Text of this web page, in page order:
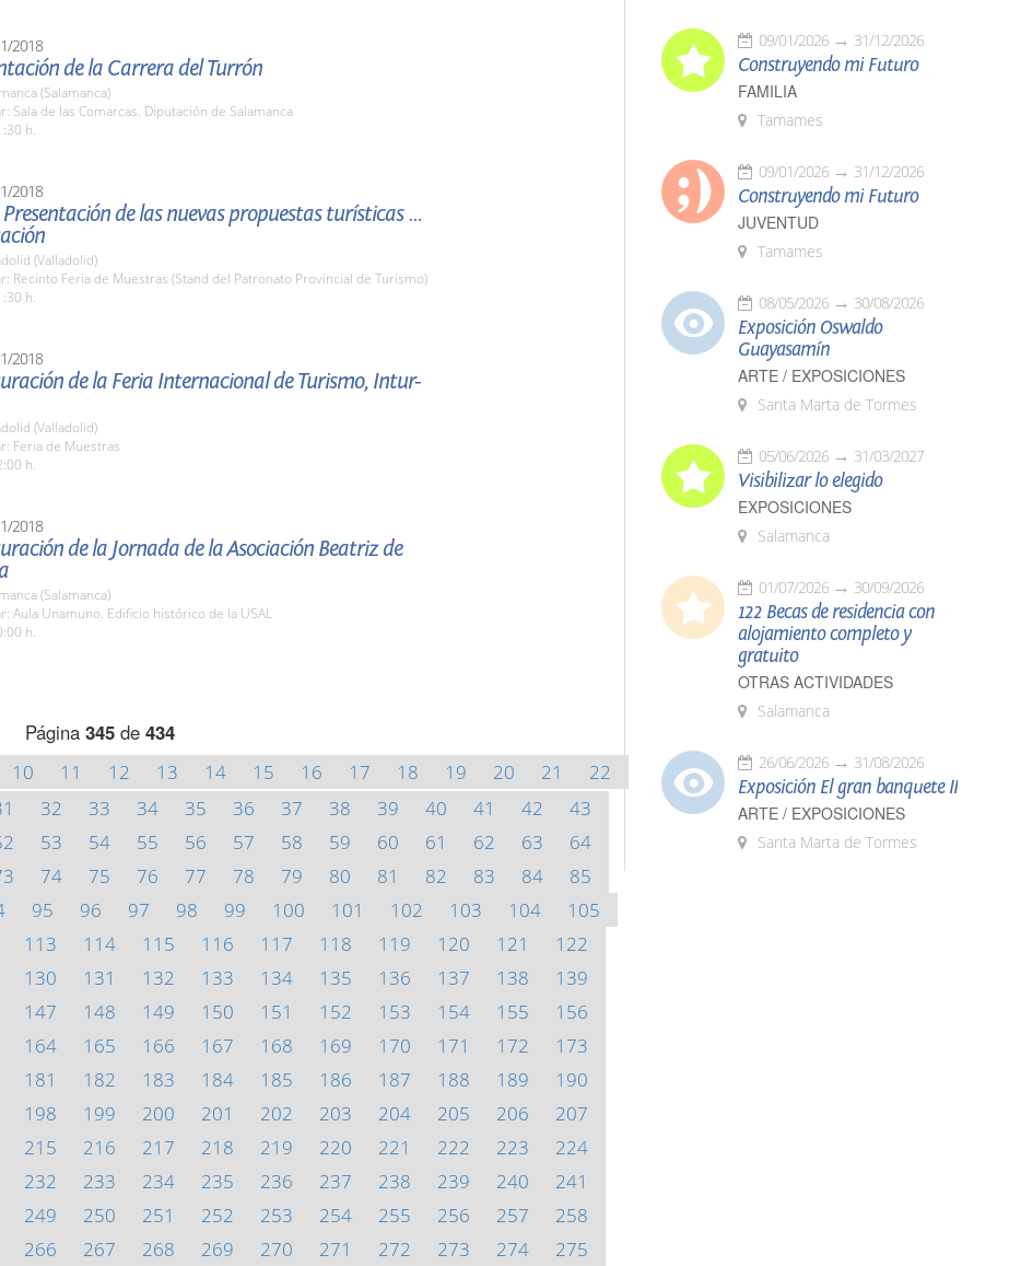
2018
de la Carrera del Turrón
(Salamanca)
Sala de las Comarcas. Diputación de Salamanca
h.
2018
de las nuevas propuestas turísticas de
(Valladolid)
Recinto Feria de Muestras (Stand del Patronato Provincial de Turismo)
h.
2018
de la Feria Internacional de Turismo, Intur-
(Valladolid)
Feria de Muestras
h.
2018
de la Jornada de la Asociación Beatriz de
(Salamanca)
Aula Unamuno. Edificio histórico de la USAL
h.
Página 345de 434
10 11 12 13 14 15 16 17 18 19 20 21
22
32 33 34 35 36 37 38 39 40 41 42
43
53 54 55 56 57 58 59 60 61 62 63
64
74 75 76 77 78 79 80 81 82 83 84
85
95 96 97 98 99 100 101 102 103 104
105
113 114 115 116 117 118 119 120 121
122
130 131 132 133 134 135 136 137 138
139
147 148 149 150 151 152 153 154 155
156
164 165 166 167 168 169 170 171 172
173
181 182 183 184 185 186 187 188 189
190
198 199 200 201 202 203 204 205 206
207
215 216 217 218 219 220 221 222 223
224
232 233 234 235 236 237 238 239 240
241
249 250 251 252 253 254 255 256 257
258
266 267 268 269 270 271 272 273 274 275
09/01/2026 31/12/2026
Construyendo mi Futuro
FAMILIA
Tamames
09/01/2026 31/12/2026
Construyendo mi Futuro
JUVENTUD
Tamames
08/05/2026 30/08/2026
Exposición Oswaldo
Guayasamín
ARTE / EXPOSICIONES
Santa Marta de Tormes
05/06/2026 31/03/2027
Visibilizar lo elegido
EXPOSICIONES
Salamanca
01/07/2026 30/09/2026
122 Becas de residencia con
alojamiento completo y
gratuito
OTRAS ACTIVIDADES
Salamanca
26/06/2026 31/08/2026
Exposición El gran banquete II
ARTE / EXPOSICIONES
Santa Marta de Tormes